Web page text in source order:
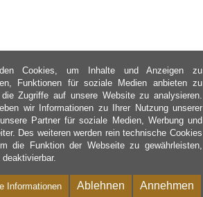
Cookies, um Inhalte und Anzeigen zu
Funktionen für soziale Medien anbieten zu
Zugriffe auf unsere Website zu analysieren.
wir Informationen zu Ihrer Nutzung unserer
Partner für soziale Medien, Werbung und
Des weiteren werden rein technische Cookies
die Funktion der Webseite zu gewährleisten,
Annehmen
Ablehnen
Informationen